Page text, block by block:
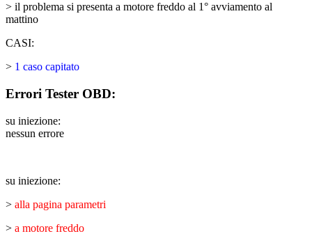
> il problema si presenta a motore freddo al 1° avviamento al
mattino
CASI:
> 1 caso capitato
Errori Tester OBD:
su iniezione:
nessun errore
su iniezione:
> alla pagina parametri
> a motore freddo